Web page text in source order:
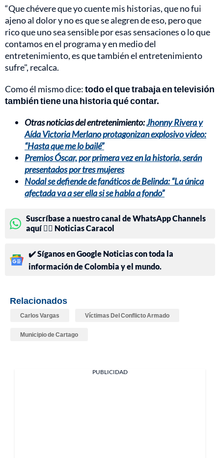
“Que chévere que yo cuente mis historias, que no fui
ajeno al dolor y no es que se alegren de eso, pero que
rico que uno sea sensible por esas sensaciones o lo que
contamos en el programa y en medio del
entretenimiento, es que también el entretenimiento
sufre", recalca.
Como él mismo dice:todo el que trabaja en televisión
también tiene una historia qué contar.
Otras noticias del entretenimiento:Jhonny Rivera y
Aída Victoria Merlano protagonizan explosivo video:
“Hasta que me lo bailé”
Premios Óscar, por primera vez en la historia, serán
presentados por tres mujeres
Nodal se defiende de fanáticos de Belinda: “La única
afectada va a ser ella si se habla a fondo”
Suscríbase a nuestro canal de WhatsApp Channels
aquí 👉🏻 Noticias Caracol
✔️ Síganos en Google Noticias con toda la
información de Colombia y el mundo.
Relacionados
Carlos Vargas Víctimas Del Conflicto Armado
Municipio de Cartago
PUBLICIDAD